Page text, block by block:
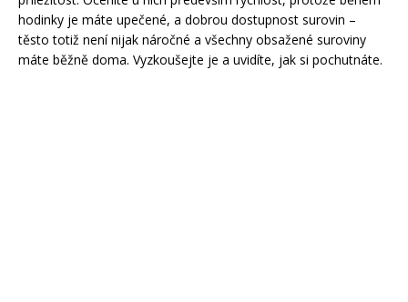
hodinky je máte upečené, a dobrou dostupnost surovin –
těsto totiž není nijak náročné a všechny obsažené suroviny
máte běžně doma. Vyzkoušejte je a uvidíte, jak si pochutnáte.